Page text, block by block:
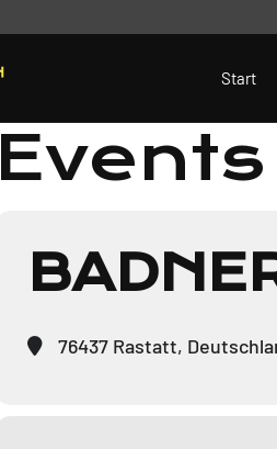
Start
76437 Rastatt,